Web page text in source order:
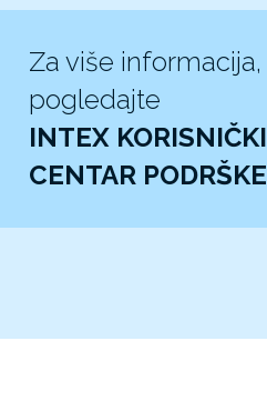
Za više informacija,
pogledajte
INTEX KORISNIČKI
CENTAR PODRŠKE